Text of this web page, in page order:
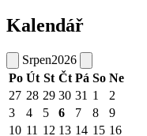
Kalendář
Srpen2026
Po Út St Čt Pá So Ne
27 28 29 30 31 1
2
3
4 5 6 7 8
9
10 11 12 13 14 15 16